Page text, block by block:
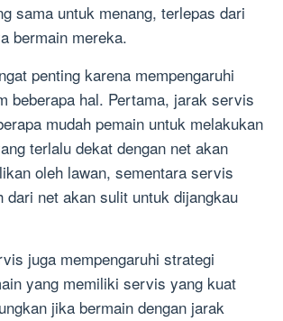
sama untuk menang, terlepas dari
bermain mereka.
penting karena mempengaruhi
beberapa hal. Pertama, jarak servis
mudah pemain untuk melakukan
terlalu dekat dengan net akan
oleh lawan, sementara servis
dari net akan sulit untuk dijangkau
juga mempengaruhi strategi
yang memiliki servis yang kuat
jika bermain dengan jarak